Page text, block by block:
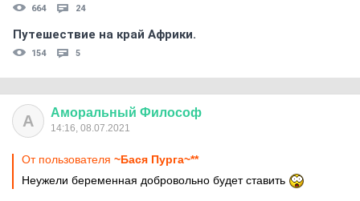
664 24
Путешествие на край Африки.
154 5
А Аморальный Философ
14:16, 08.07.2021
От пользователя ~Бася Пурга~**
Неужели беременная добровольно будет ставить